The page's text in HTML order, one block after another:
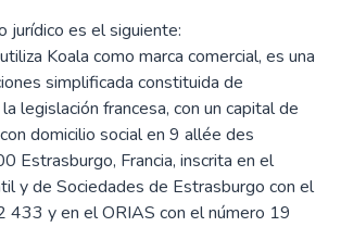
jurídico es el siguiente:
Koala como marca comercial, es una
simplificada constituida de
legislación francesa, con un capital de
domicilio social en 9 allée des
Estrasburgo, Francia, inscrita en el
y de Sociedades de Estrasburgo con el
433 y en el ORIAS con el número 19